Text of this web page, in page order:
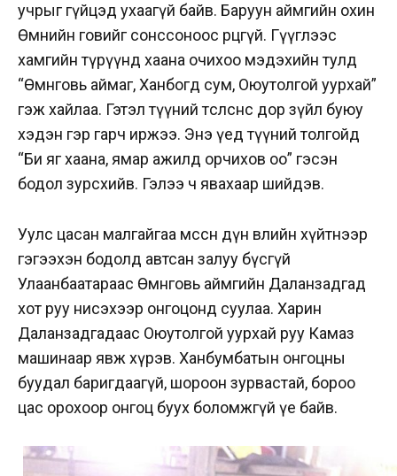
учрыг гүйцэд ухаагүй байв. Баруун аймгийн охин
Өмнийн говийг сонссоноос өөрцгүй. Гүүглээс
хамгийн түрүүнд хаана очихоо мэдэхийн тулд
“Өмнөговь аймаг, Ханбогд сум, Оюутолгой уурхай”
гэж хайлаа. Гэтэл түүний төсөөлснөөс дор зүйл буюу
хэдэн гэр гарч иржээ. Энэ үед түүний толгойд
“Би яг хаана, ямар ажилд орчихов оо” гэсэн
бодол зурсхийв. Гэлээ ч явахаар шийдэв.
Уулс цасан малгайгаа өмссөн дүн өвлийн хүйтнээр
гэгээхэн бодолд автсан залуу бүсгүй
Улаанбаатараас Өмнөговь аймгийн Даланзадгад
хот руу нисэхээр онгоцонд суулаа. Харин
Даланзадгадаас Оюутолгой уурхай руу Камаз
машинаар явж хүрэв. Ханбумбатын онгоцны
буудал баригдаагүй, шороон зурвастай, бороо
цас орохоор онгоц буух боломжгүй үе байв.